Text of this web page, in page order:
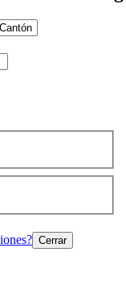
Cerrar